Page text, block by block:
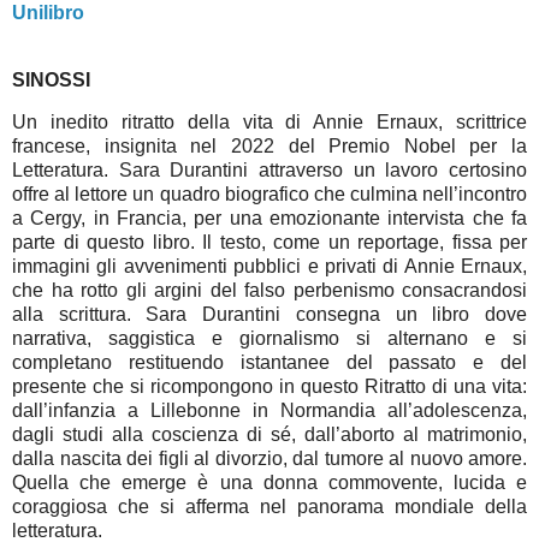
Unilibro
SINOSSI
Un inedito ritratto della vita di Annie Ernaux, scrittrice
francese, insignita nel 2022 del Premio Nobel per la
Letteratura. Sara Durantini attraverso un lavoro certosino
offre al lettore un quadro biografico che culmina nell’incontro
a Cergy, in Francia, per una emozionante intervista che fa
parte di questo libro. Il testo, come un reportage, fissa per
immagini gli avvenimenti pubblici e privati di Annie Ernaux,
che ha rotto gli argini del falso perbenismo consacrandosi
alla scrittura. Sara Durantini consegna un libro dove
narrativa, saggistica e giornalismo si alternano e si
completano restituendo istantanee del passato e del
presente che si ricompongono in questo Ritratto di una vita:
dall’infanzia a Lillebonne in Normandia all’adolescenza,
dagli studi alla coscienza di sé, dall’aborto al matrimonio,
dalla nascita dei figli al divorzio, dal tumore al nuovo amore.
Quella che emerge è una donna commovente, lucida e
coraggiosa che si afferma nel panorama mondiale della
letteratura.